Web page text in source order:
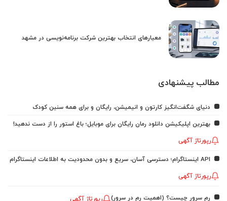
معیارهای انتخاب بهترین شرکت برنامه‌نویسی در مشهد
مطالب پیشنهادی
دنیای شگفت‌انگیز کارتون و انیمیشن، رایگان و برای همه سنین کودک
بهترین اپلیکیشن دانلود رمان رایگان برای موبایل؛ باغ استور را از دست ندهید!
رپورتاژ آگهی
API اینستاگرام؛ دسترسی آسان، سریع و بدون محدودیت به اطلاعات اینستاگرام
رپورتاژ آگهی
رم سرور چیست؟ (اهمیت رم در سرور) رپورتاژ آگهی